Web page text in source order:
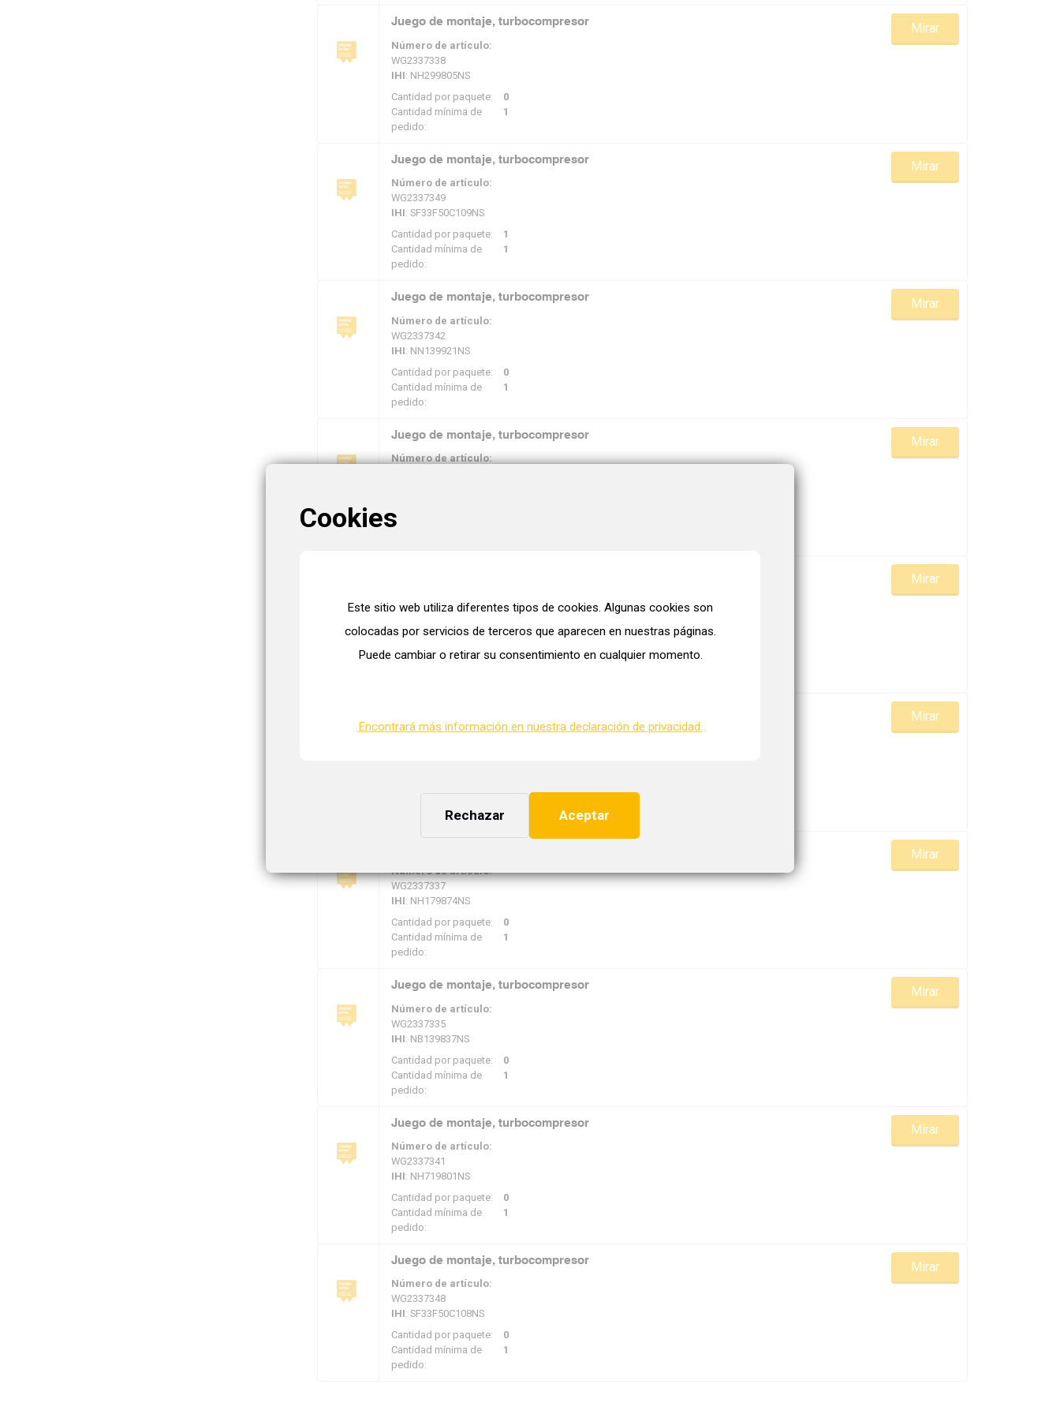
Cookies
Este sitio web utiliza diferentes tipos de cookies. Algunas cookies son
colocadas por servicios de terceros que aparecen en nuestras páginas.
Puede cambiar o retirar su consentimiento en cualquier momento.
Encontrará más información en nuestra declaración de privacidad.
Rechazar Aceptar
Juego de montaje, turbocompresor
Número de artículo:
WG2337338
IHI: NH299805NS
Cantidad por paquete:
0
Cantidad mínima de
pedido:
1
Mirar
Juego de montaje, turbocompresor
Número de artículo:
WG2337349
IHI: SF33F50C109NS
Cantidad por paquete:
1
Cantidad mínima de
pedido:
1
Mirar
Juego de montaje, turbocompresor
Número de artículo:
WG2337342
IHI: NN139921NS
Cantidad por paquete:
0
Cantidad mínima de
pedido:
1
Mirar
Juego de montaje, turbocompresor
Número de artículo:
Cantidad mínima de
Mirar
WG2337346
: SF33F40C106NS
Cantidad mínima de
1
Mirar
Número de artículo:
Mirar
Número de artículo:
WG2337337
IHI: NH179874NS
Cantidad por paquete:
0
Cantidad mínima de
pedido:
1
Mirar
Juego de montaje, turbocompresor
Número de artículo:
WG2337335
IHI: NB139837NS
Cantidad por paquete:
0
Cantidad mínima de
pedido:
1
Mirar
Juego de montaje, turbocompresor
Número de artículo:
WG2337341
IHI: NH719801NS
Cantidad por paquete:
0
Cantidad mínima de
pedido:
1
Mirar
Juego de montaje, turbocompresor
Número de artículo:
WG2337348
IHI: SF33F50C108NS
Cantidad por paquete:
0
Cantidad mínima de
pedido:
1
Mirar